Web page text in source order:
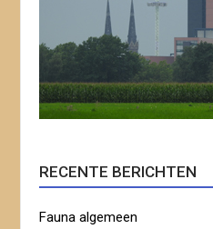
RECENTE BERICHTEN
Fauna algemeen